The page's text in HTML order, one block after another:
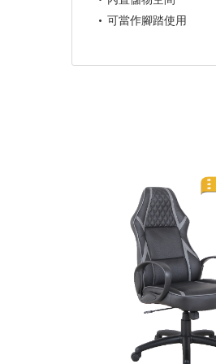
可當作腳踏使用